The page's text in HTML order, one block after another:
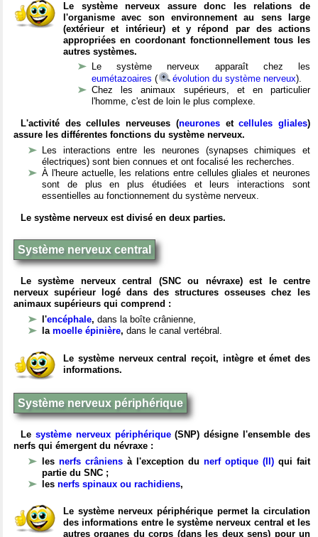
Le système nerveux assure donc les relations de
l'organisme avec son environnement au sens large
(extérieur et intérieur) et y répond par des actions
appropriées en coordonant fonctionnellement tous les
autres systèmes.
Le système nerveux apparaît chez les
eumétazoaires ( évolution du système nerveux).
Chez les animaux supérieurs, et en particulier
l'homme, c'est de loin le plus complexe.
L'activité des cellules nerveuses (neuronesetcellules gliales)
assure les différentes fonctions du système nerveux.
Les interactions entre les neurones (synapses chimiques et
électriques) sont bien connues et ont focalisé les recherches.
À l'heure actuelle, les relations entre cellules gliales et neurones
sont de plus en plus étudiées et leurs interactions sont
essentielles au fonctionnement du système nerveux.
Le système nerveux est divisé en deux parties.
Système nerveux central
Le système nerveux central (SNC ou névraxe) est le centre
nerveux supérieur logé dans des structures osseuses chez les
animaux supérieurs qui comprend :
l'encéphale, dans la boîte crânienne,
la moelle épinière, dans le canal vertébral.
Le système nerveux central reçoit, intègre et émet des
informations.
Système nerveux périphérique
Le système nerveux périphérique(SNP) désigne l'ensemble des
nerfs qui émergent du névraxe :
les nerfs crâniens à l'exception du nerf optique (II) qui fait
partie du SNC ;
les nerfs spinaux ou rachidiens,
Le système nerveux périphérique permet la circulation
des informations entre le système nerveux central et les
autres organes du corps (dans les deux sens) pour un